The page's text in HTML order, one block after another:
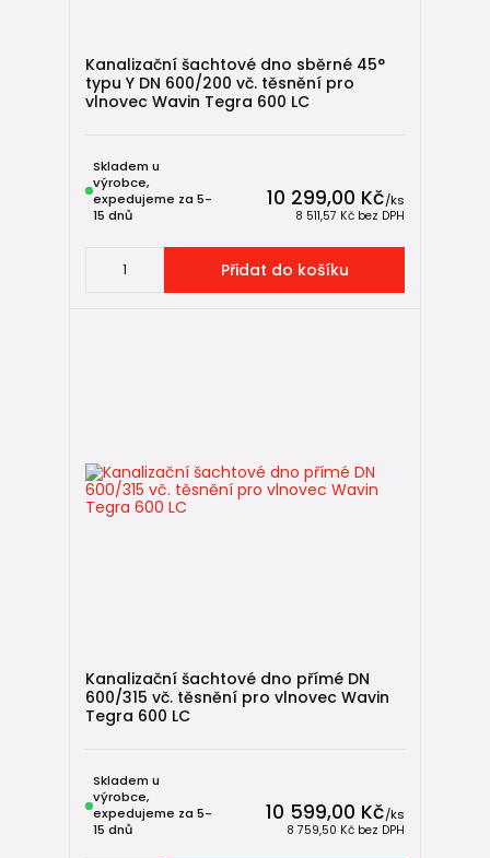
Kanalizační šachtové dno sběrné 45°
typu Y DN 600/200 vč. těsnění pro
vlnovec Wavin Tegra 600 LC
10 299,00 Kč/ks
8 511,57 Kč bez DPH
Skladem u
výrobce,
expedujeme za 5-
15 dnů
Přidat do košíku
Kanalizační šachtové dno přímé DN
600/315 vč. těsnění pro vlnovec Wavin
Tegra 600 LC
10 599,00 Kč/ks
8 759,50 Kč bez DPH
Skladem u
výrobce,
expedujeme za 5-
15 dnů